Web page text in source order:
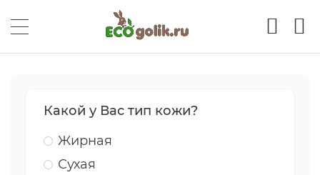
Какой у Вас тип кожи?
Жирная
Сухая